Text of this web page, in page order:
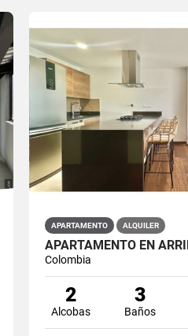
APARTAMENTO ALQUILER
Colombia
2
Alcobas
3
Baños